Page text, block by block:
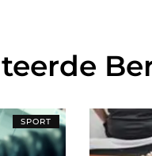
SPORT